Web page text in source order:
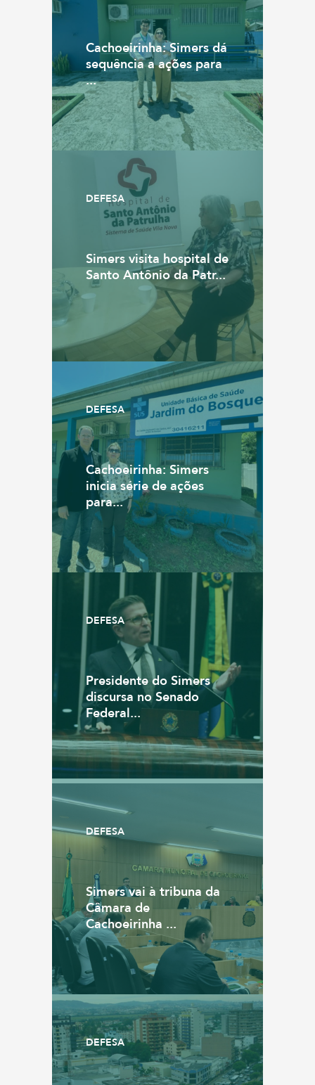
Cachoeirinha: Simers dá
sequência a ações para
...
DEFESA
Simers visita hospital de
Santo Antônio da Patr...
DEFESA
Cachoeirinha: Simers
inicia série de ações
para...
DEFESA
Presidente do Simers
discursa no Senado
Federal...
DEFESA
Simers vai à tribuna da
Câmara de
Cachoeirinha ...
DEFESA